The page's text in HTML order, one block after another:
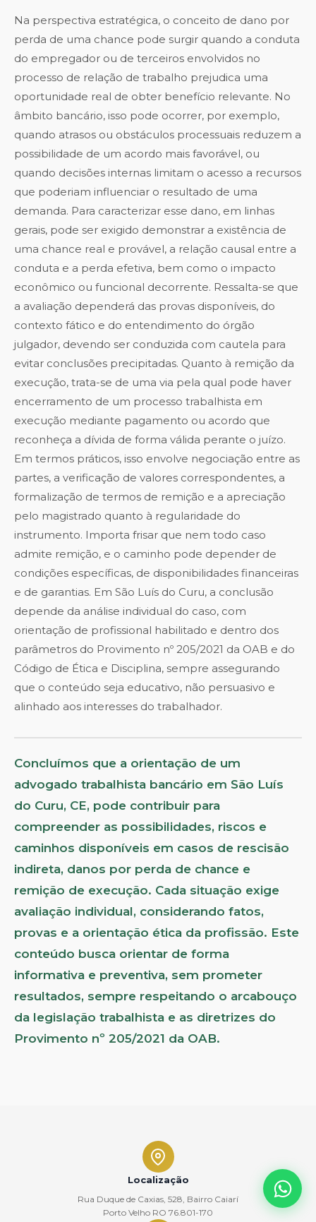
Na perspectiva estratégica, o conceito de dano por
perda de uma chance pode surgir quando a conduta
do empregador ou de terceiros envolvidos no
processo de relação de trabalho prejudica uma
oportunidade real de obter benefício relevante. No
âmbito bancário, isso pode ocorrer, por exemplo,
quando atrasos ou obstáculos processuais reduzem a
possibilidade de um acordo mais favorável, ou
quando decisões internas limitam o acesso a recursos
que poderiam influenciar o resultado de uma
demanda. Para caracterizar esse dano, em linhas
gerais, pode ser exigido demonstrar a existência de
uma chance real e provável, a relação causal entre a
conduta e a perda efetiva, bem como o impacto
econômico ou funcional decorrente. Ressalta-se que
a avaliação dependerá das provas disponíveis, do
contexto fático e do entendimento do órgão
julgador, devendo ser conduzida com cautela para
evitar conclusões precipitadas. Quanto à remição da
execução, trata-se de uma via pela qual pode haver
encerramento de um processo trabalhista em
execução mediante pagamento ou acordo que
reconheça a dívida de forma válida perante o juízo.
Em termos práticos, isso envolve negociação entre as
partes, a verificação de valores correspondentes, a
formalização de termos de remição e a apreciação
pelo magistrado quanto à regularidade do
instrumento. Importa frisar que nem todo caso
admite remição, e o caminho pode depender de
condições específicas, de disponibilidades financeiras
e de garantias. Em São Luís do Curu, a conclusão
depende da análise individual do caso, com
orientação de profissional habilitado e dentro dos
parâmetros do Provimento nº 205/2021 da OAB e do
Código de Ética e Disciplina, sempre assegurando
que o conteúdo seja educativo, não persuasivo e
alinhado aos interesses do trabalhador.
Concluímos que a orientação de um
advogado trabalhista bancário em São Luís
do Curu, CE, pode contribuir para
compreender as possibilidades, riscos e
caminhos disponíveis em casos de rescisão
indireta, danos por perda de chance e
remição de execução. Cada situação exige
avaliação individual, considerando fatos,
provas e a orientação ética da profissão. Este
conteúdo busca orientar de forma
informativa e preventiva, sem prometer
resultados, sempre respeitando o arcabouço
da legislação trabalhista e as diretrizes do
Provimento nº 205/2021 da OAB.
Localização
Rua Duque de Caxias, 528, Bairro Caiarí
Porto Velho RO 76.801-170